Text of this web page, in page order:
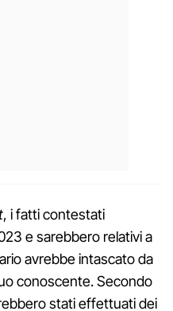
, i fatti contestati
e sarebbero relativi a
avrebbe intascato da
conoscente. Secondo
stati effettuati dei